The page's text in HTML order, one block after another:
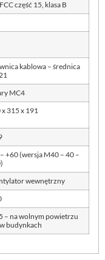
część 15, klasa B
kablowa – średnica
MC4
x 315 x 191
+60 (wersja M40 – 40 –
wewnętrzny
– na wolnym powietrzu
budynkach